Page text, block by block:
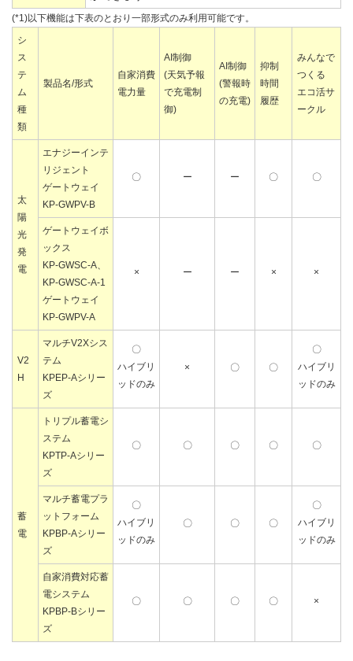
(*1)以下機能は下表のとおり一部形式のみ利用可能です。
シ
ス
テ
ム
種
類
製品名/形式
自家消費
電力量
AI制御
(天気予報
で充電制
御)
AI制御
(警報時
の充電)
抑制
時間
履歴
みんなで
つくる
エコ活サ
ークル
太
陽
光
発
電
エナジーインテ
リジェント
ゲートウェイ
KP-GWPV-B
〇 ー ー 〇 〇
ゲートウェイボ
ックス
KP-GWSC-A、
KP-GWSC-A-1
ゲートウェイ
KP-GWPV-A
× ー ー × ×
V2
H
マルチV2Xシス
テム
KPEP-Aシリー
ズ
〇
ハイブリ
ッドのみ
× 〇 〇
〇
ハイブリ
ッドのみ
蓄
電
トリプル蓄電シ
ステム
KPTP-Aシリー
ズ
〇 〇 〇 〇 〇
マルチ蓄電プラ
ットフォーム
KPBP-Aシリー
ズ
〇
ハイブリ
ッドのみ
〇 〇 〇
〇
ハイブリ
ッドのみ
自家消費対応蓄
電システム
KPBP-Bシリー
ズ
〇 〇 〇 〇 ×